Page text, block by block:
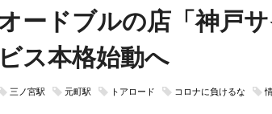
ードブルの店「神戸
ビス本格始動へ
三ノ宮駅 元町駅 トアロード コロナに負けるな